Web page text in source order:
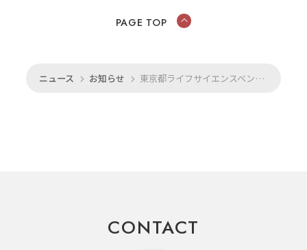
ニュース お知らせ 東京都ライフサイエンスベンチャースタートアップ支援事業に採択
PAGE TOP
CONTACT